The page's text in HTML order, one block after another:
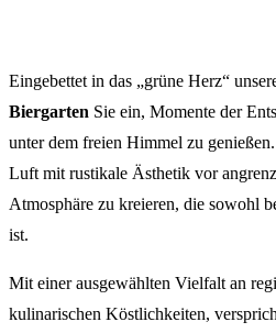
Eingebettet in das „grüne Herz“
Biergarten Sie ein, Momente der
unter dem freien Himmel zu
Luft mit rustikale Ästhetik vor
Atmosphäre zu kreieren, die sowohl
ist.
Mit einer ausgewählten Vielfalt an
kulinarischen Köstlichkeiten,